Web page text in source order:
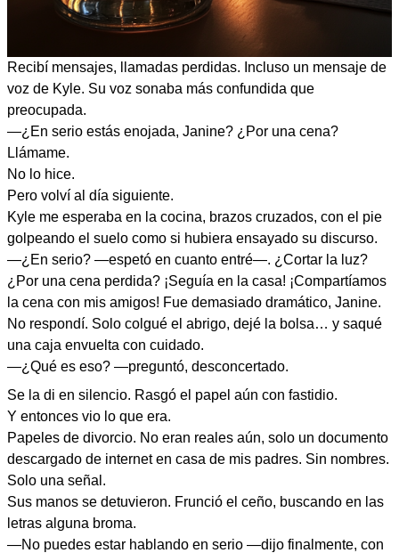
Recibí mensajes, llamadas perdidas. Incluso un mensaje de
voz de Kyle. Su voz sonaba más confundida que
preocupada.
—¿En serio estás enojada, Janine? ¿Por una cena?
Llámame.
No lo hice.
Pero volví al día siguiente.
Kyle me esperaba en la cocina, brazos cruzados, con el pie
golpeando el suelo como si hubiera ensayado su discurso.
—¿En serio? —espetó en cuanto entré—. ¿Cortar la luz?
¿Por una cena perdida? ¡Seguía en la casa! ¡Compartíamos
la cena con mis amigos! Fue demasiado dramático, Janine.
No respondí. Solo colgué el abrigo, dejé la bolsa… y saqué
una caja envuelta con cuidado.
—¿Qué es eso? —preguntó, desconcertado.
Se la di en silencio. Rasgó el papel aún con fastidio.
Y entonces vio lo que era.
Papeles de divorcio. No eran reales aún, solo un documento
descargado de internet en casa de mis padres. Sin nombres.
Solo una señal.
Sus manos se detuvieron. Frunció el ceño, buscando en las
letras alguna broma.
—No puedes estar hablando en serio —dijo finalmente, con